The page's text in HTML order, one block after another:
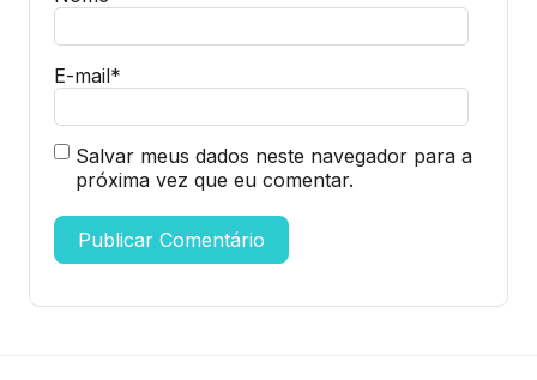
E-mail*
Salvar meus dados neste navegador para a
próxima vez que eu comentar.